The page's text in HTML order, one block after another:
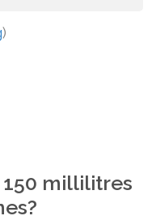
)
millilitres